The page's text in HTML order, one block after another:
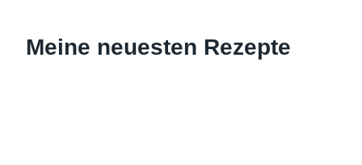
Meine neuesten Rezepte